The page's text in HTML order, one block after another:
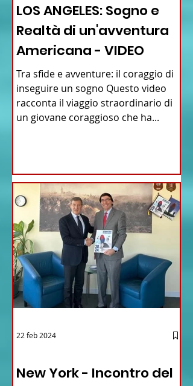
LOS ANGELES: Sogno e
Realtà di un'avventura
Americana - VIDEO
Tra sfide e avventure: il coraggio di
inseguire un sogno Questo video
racconta il viaggio straordinario di
un giovane coraggioso che ha...
New York - Incontro del
22 feb 2024